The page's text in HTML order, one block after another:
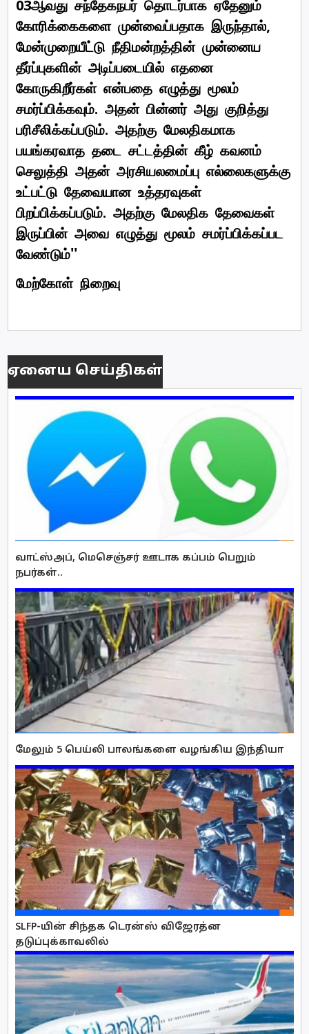
03ஆவது சந்தேகநபர் தொடர்பாக ஏதேனும்
கோரிக்கைகளை முன்வைப்பதாக இருந்தால்,
மேன்முறையீட்டு நீதிமன்றத்தின் முன்னைய
தீர்ப்புகளின் அடிப்படையில் எதனை
கோருகிறீர்கள் என்பதை எழுத்து மூலம்
சமர்ப்பிக்கவும். அதன் பின்னர் அது குறித்து
பரிசீலிக்கப்படும். அதற்கு மேலதிகமாக
பயங்கரவாத தடை சட்டத்தின் கீழ் கவனம்
செலுத்தி அதன் அரசியலமைப்பு எல்லைகளுக்கு
உட்பட்டு தேவையான உத்தரவுகள்
பிறப்பிக்கப்படும். அதற்கு மேலதிக தேவைகள்
இருப்பின் அவை எழுத்து மூலம் சமர்ப்பிக்கப்பட
வேண்டும்''
மேற்கோள் நிறைவு
ஏனைய செய்திகள்
வாட்ஸ்அப், மெசெஞ்சர் ஊடாக கப்பம் பெறும்
நபர்கள்..
மேலும் 5 பெய்லி பாலங்களை வழங்கிய இந்தியா
SLFP-யின் சிந்தக டெரன்ஸ் விஜேரத்ன
தடுப்புக்காவலில்